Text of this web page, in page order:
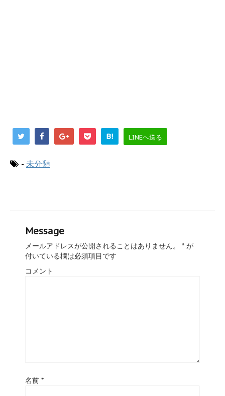
B! LINEへ送る
- 未分類
Message
メールアドレスが公開されることはありません。 * が
付いている欄は必須項目です
コメント
名前 *